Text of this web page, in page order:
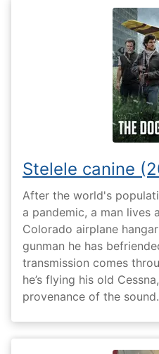
Stelele canine
After the world's
a pandemic, a man lives
Colorado airplane
gunman he has
transmission comes
he’s flying his old
provenance of the sound.